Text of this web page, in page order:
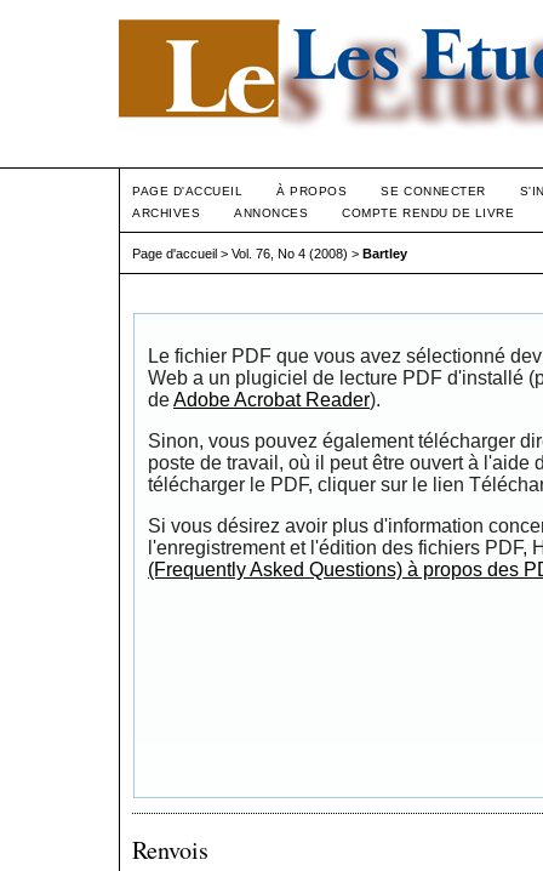
PAGE D'ACCUEIL À PROPOS SE CONNECTER
ARCHIVES
ANNONCES COMPTE RENDU DE LIVRE
Page d'accueil > Vol. 76, No 4 (2008) > Bartley
Le fichier PDF que vous avez sélectionné
Web a un plugiciel de lecture PDF d'installé
deAdobe Acrobat Reader).
Sinon, vous pouvez également télécharger
poste de travail, où il peut être ouvert à l'aide
télécharger le PDF, cliquer sur le lien
Si vous désirez avoir plus d'information
l'enregistrement et l'édition des fichiers PDF,
(Frequently Asked Questions) à propos des
Renvois